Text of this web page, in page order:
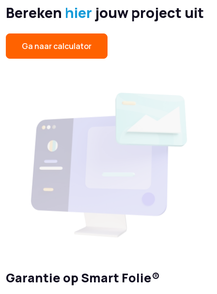
Bereken hier jouw project uit
Ga naar calculator
Garantie op Smart Folie®